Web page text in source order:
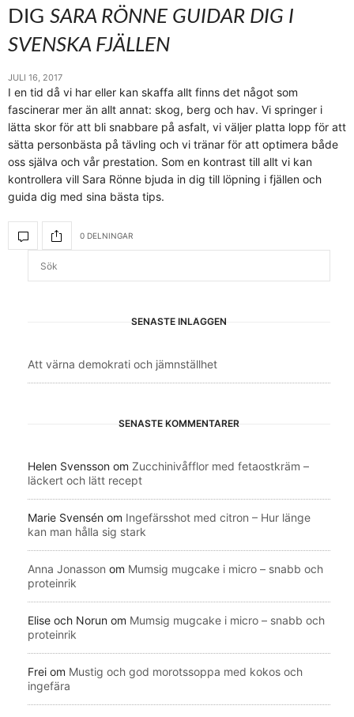
DIG SARA RÖNNE GUIDAR DIG I
SVENSKA FJÄLLEN
JULI 16, 2017
I en tid då vi har eller kan skaffa allt finns det något som
fascinerar mer än allt annat: skog, berg och hav. Vi springer i
lätta skor för att bli snabbare på asfalt, vi väljer platta lopp för att
sätta personbästa på tävling och vi tränar för att optimera både
oss själva och vår prestation. Som en kontrast till allt vi kan
kontrollera vill Sara Rönne bjuda in dig till löpning i fjällen och
guida dig med sina bästa tips.
0 DELNINGAR
SENASTE INLÄGGEN
Att värna demokrati och jämnställhet
SENASTE KOMMENTARER
Helen Svensson om Zucchinivåfflor med fetaostkräm –
läckert och lätt recept
Marie Svensén om Ingefärsshot med citron – Hur länge
kan man hålla sig stark
Anna Jonasson om Mumsig mugcake i micro – snabb och
proteinrik
Elise och Norun om Mumsig mugcake i micro – snabb och
proteinrik
Frei om Mustig och god morotssoppa med kokos och
ingefära